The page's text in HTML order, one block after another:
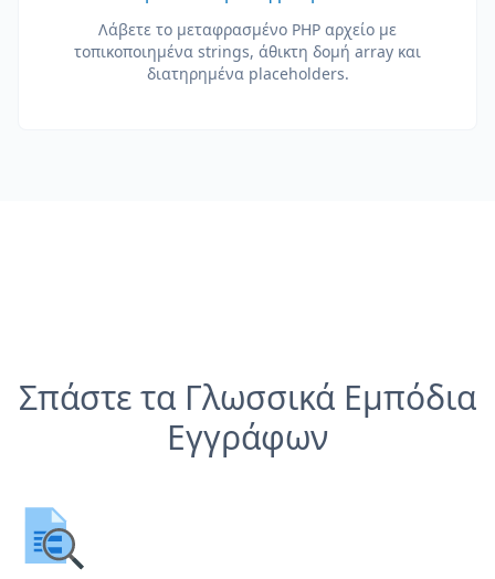
Λάβετε το μεταφρασμένο PHP αρχείο με
τοπικοποιημένα strings, άθικτη δομή array και
διατηρημένα placeholders.
Σπάστε τα Γλωσσικά Εμπόδια
Εγγράφων